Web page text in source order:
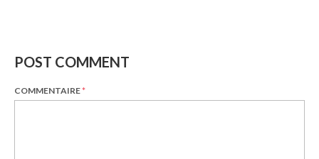
POST COMMENT
COMMENTAIRE*